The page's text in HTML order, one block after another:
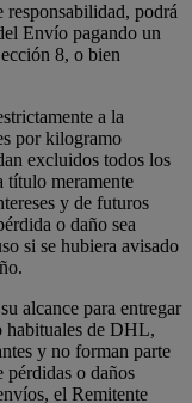
responsabilidad, podrá
Envío pagando un
8, o bien
a la
por kilogramo
excluidos todos los
título meramente
y de futuros
o daño sea
si se hubiera avisado
alcance para entregar
habituales de DHL,
y no forman parte
pérdidas o daños
el Remitente